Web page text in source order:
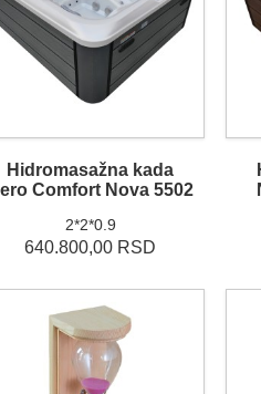
Hidromasažna kada
Comfort Nova 5502
2*2*0.9
640.800,00 RSD